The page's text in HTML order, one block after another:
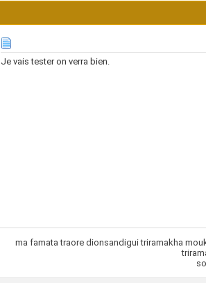
Je vais tester on verra bien.
ma famata traore dionsandigui triramakha